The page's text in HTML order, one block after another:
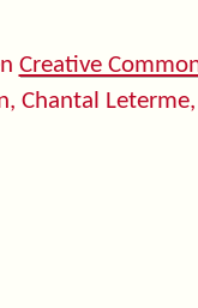
Creative
Chantal